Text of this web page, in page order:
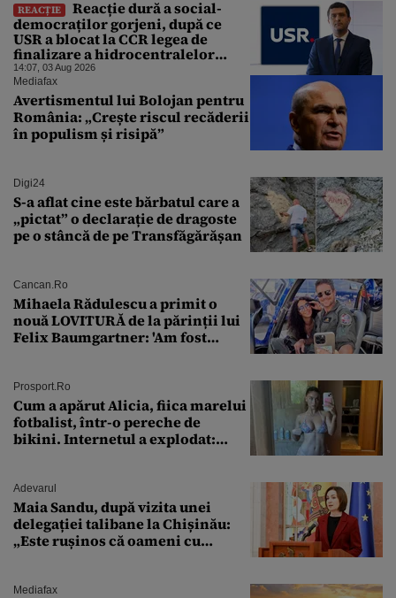
REACȚIE
Reacție dură a social-
democraților gorjeni, după ce
USR a blocat la CCR legea de
finalizare a hidrocentralelor
abandonate. „Nu ne-ar surprinde
dacă Miruță și USR ar acuza PSD și
de faptul că asupra Europei s-a
abătut o cupolă de foc”
14:07, 03 Aug 2026
Mediafax
Avertismentul lui Bolojan pentru
România: „Crește riscul recăderii
în populism și risipă”
Digi24
S-a aflat cine este bărbatul care a
„pictat” o declarație de dragoste
pe o stâncă de pe Transfăgărășan
Cancan.ro
Mihaela Rădulescu a primit o
nouă LOVITURĂ de la părinții lui
Felix Baumgartner: 'Am fost
Prosport.ro
Cum a apărut Alicia, fiica marelui
fotbalist, într-o pereche de
bikini. Internetul a explodat:
Adevarul
Maia Sandu, după vizita unei
delegației talibane la Chișinău:
„Este rușinos că oameni cu
Mediafax